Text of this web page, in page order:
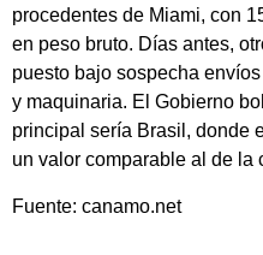
procedentes de Miami, con
en peso bruto. Días antes,
puesto bajo sospecha
y maquinaria. El Gobierno
principal sería Brasil, donde
un valor comparable al de la
Fuente: canamo.net